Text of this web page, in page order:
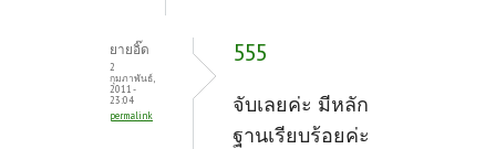
ยายอิ๊ด
2
กุมภาพันธ์,
2011 -
23:04
permalink
555
จับเลยค่ะ มีหลัก
ฐานเรียบร้อยค่ะ